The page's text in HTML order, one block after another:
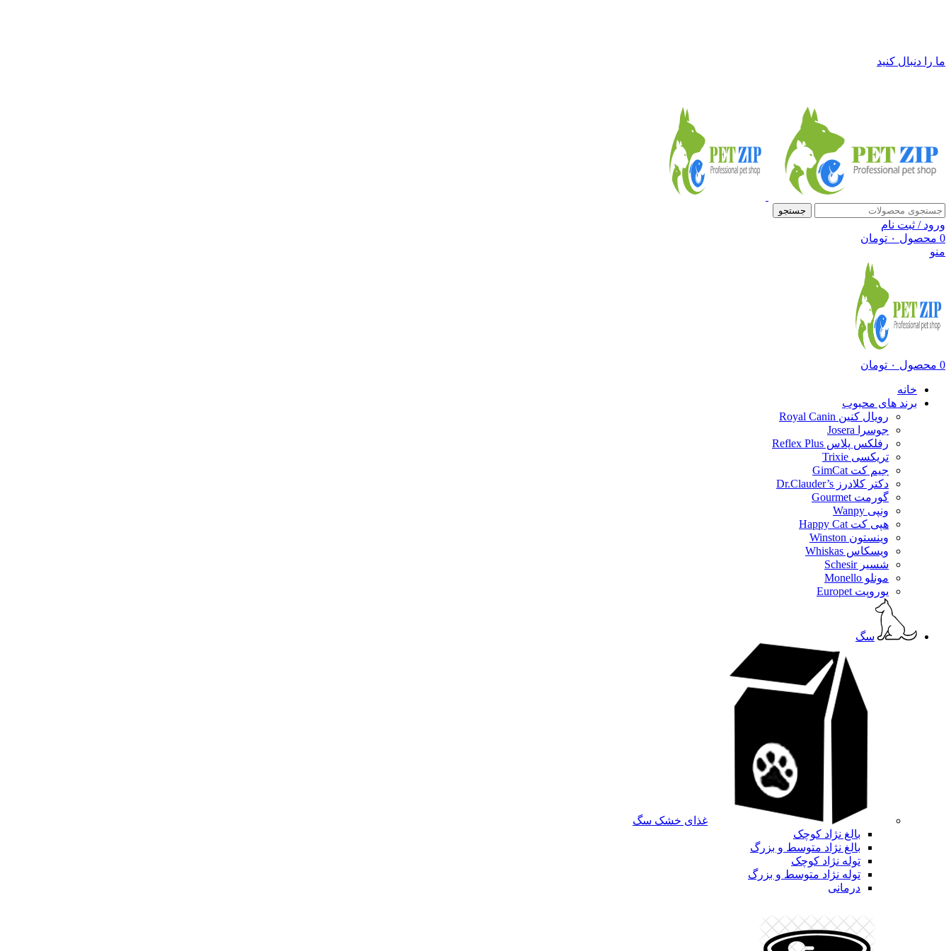
ما را دنبال کنید
جستجو
ورود / ثبت نام
0 محصول ۰ تومان
منو
0 محصول ۰ تومان
خانه
برند های محبوب
رویال کنین Royal Canin
جوسرا Josera
رفلکس پلاس Reflex Plus
تریکسی Trixie
جیم کت GimCat
دکتر کلادرز Dr.Clauder’s
گورمت Gourmet
ونپی Wanpy
هپی کت Happy Cat
وینستون Winston
ویسکاس Whiskas
شسیر Schesir
مونلو Monello
یوروپت Europet
سگ
غذای خشک سگ
بالغ نژاد کوچک
بالغ نژاد متوسط و بزرگ
توله نژاد کوچک
توله نژاد متوسط و بزرگ
درمانی